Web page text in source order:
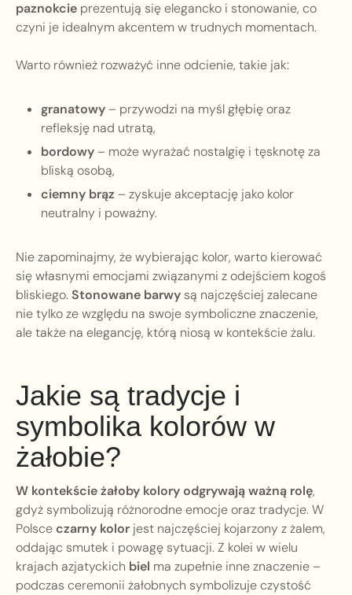
paznokcie prezentują się elegancko i stonowanie, co
czyni je idealnym akcentem w trudnych momentach.
Warto również rozważyć inne odcienie, takie jak:
granatowy– przywodzi na myśl głębię oraz
refleksję nad utratą,
bordowy– może wyrażać nostalgię i tęsknotę za
bliską osobą,
ciemny brąz – zyskuje akceptację jako kolor
neutralny i poważny.
Nie zapominajmy, że wybierając kolor, warto kierować
się własnymi emocjami związanymi z odejściem kogoś
bliskiego.Stonowane barwy są najczęściej zalecane
nie tylko ze względu na swoje symboliczne znaczenie,
ale także na elegancję, którą niosą w kontekście żalu.
Jakie są tradycje i
symbolika kolorów w
żałobie?
W kontekście żałoby kolory odgrywają ważną rolę,
gdyż symbolizują różnorodne emocje oraz tradycje. W
Polsceczarny kolor jest najczęściej kojarzony z żalem,
oddając smutek i powagę sytuacji. Z kolei w wielu
krajach azjatyckich biel ma zupełnie inne znaczenie –
podczas ceremonii żałobnych symbolizuje czystość